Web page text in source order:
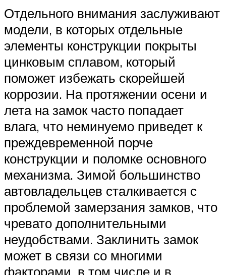
Отдельного внимания заслуживают
модели, в которых отдельные
элементы конструкции покрыты
цинковым сплавом, который
поможет избежать скорейшей
коррозии. На протяжении осени и
лета на замок часто попадает
влага, что неминуемо приведет к
преждевременной порче
конструкции и поломке основного
механизма. Зимой большинство
автовладельцев сталкивается с
проблемой замерзания замков, что
чревато дополнительными
неудобствами. Заклинить замок
может в связи со многими
факторами, в том числе и в